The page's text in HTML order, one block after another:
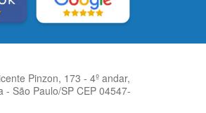
Pinzon, 173 - 4º andar,
- São Paulo/SP CEP 04547-